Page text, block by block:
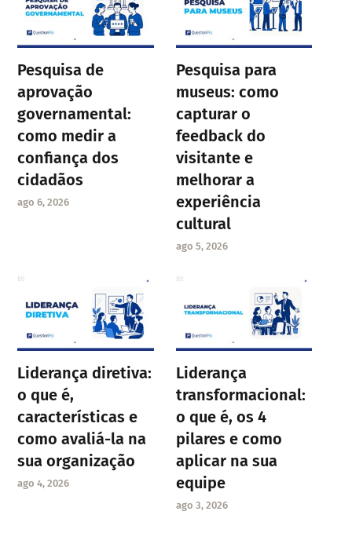
Pesquisa de
aprovação
governamental:
como medir a
confiança dos
cidadãos
ago 6, 2026
Pesquisa para
museus: como
capturar o
feedback do
visitante e
melhorar a
experiência
cultural
ago 5, 2026
Liderança diretiva:
o que é,
características e
como avaliá-la na
sua organização
ago 4, 2026
Liderança
transformacional:
o que é, os 4
pilares e como
aplicar na sua
equipe
ago 3, 2026